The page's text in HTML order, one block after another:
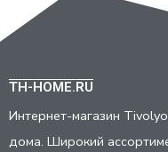
TH-HOME.RU
Интернет-магазин
дома. Широкий